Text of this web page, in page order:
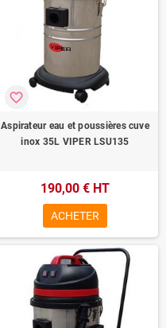
Aspirateur eau et poussières cuve
inox 35L VIPER LSU135
favorite_border
190,00 € HT
ACHETER